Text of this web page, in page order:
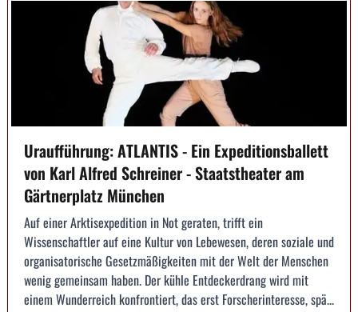
Uraufführung: ATLANTIS - Ein Expeditionsballett
von Karl Alfred Schreiner - Staatstheater am
Gärtnerplatz München
Auf einer Arktisexpedition in Not geraten, trifft ein
Wissenschaftler auf eine Kultur von Lebewesen, deren soziale und
organisatorische Gesetzmäßigkeiten mit der Welt der Menschen
wenig gemeinsam haben. Der kühle Entdeckerdrang wird mit
einem Wunderreich konfrontiert, das erst Forscherinteresse, spä...